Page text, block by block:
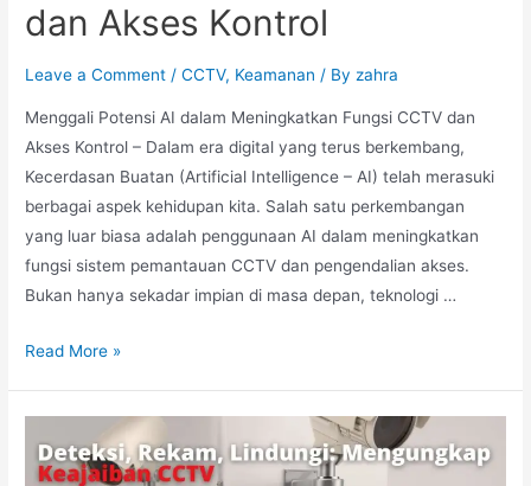
dan Akses Kontrol
Leave a Comment /CCTV, Keamanan / Byzahra
Menggali Potensi AI dalam Meningkatkan Fungsi CCTV dan
Akses Kontrol – Dalam era digital yang terus berkembang,
Kecerdasan Buatan (Artificial Intelligence – AI) telah merasuki
berbagai aspek kehidupan kita. Salah satu perkembangan
yang luar biasa adalah penggunaan AI dalam meningkatkan
fungsi sistem pemantauan CCTV dan pengendalian akses.
Bukan hanya sekadar impian di masa depan, teknologi …
Read More »